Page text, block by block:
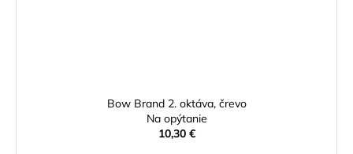
Bow Brand 2. oktáva, črevo
Na opýtanie
10,30 €